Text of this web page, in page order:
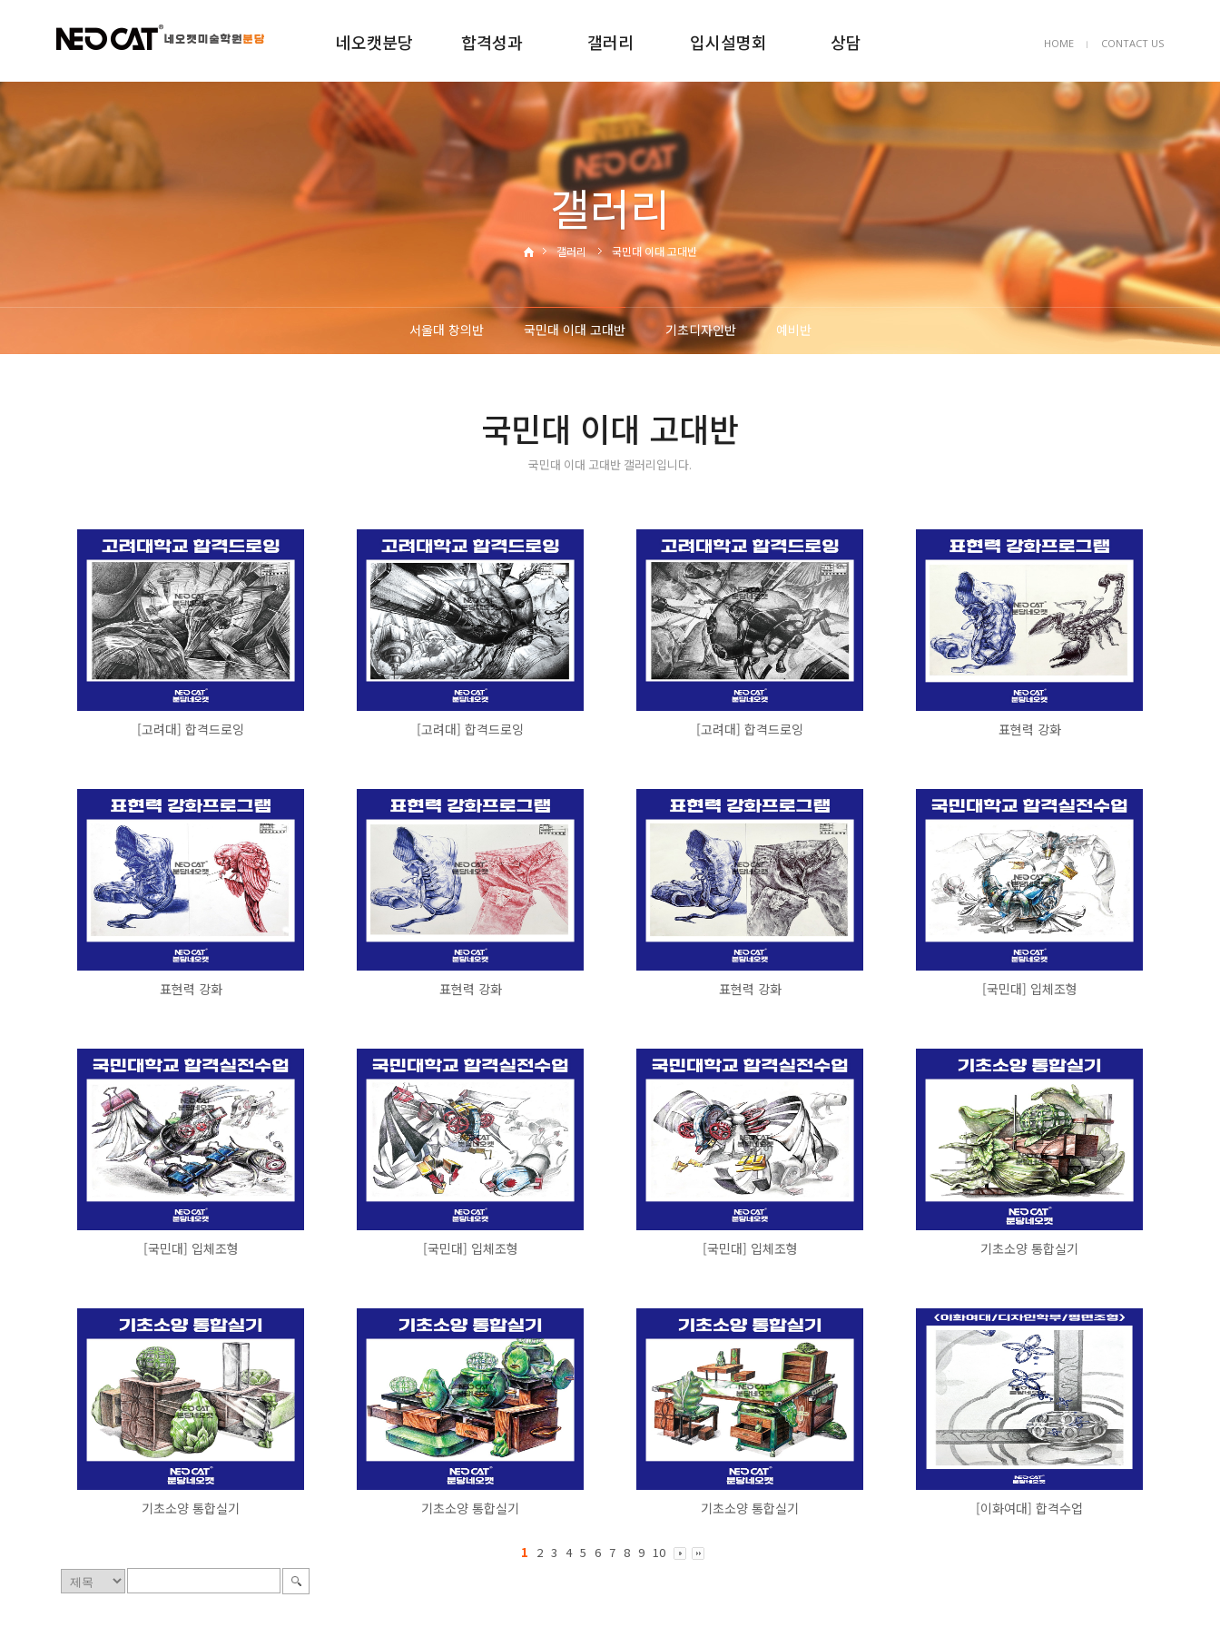
HOME ㅣ CONTACT US
네오캣분당
학원소개
규정안내
합격성과
2025합격성과
2024합격성과
2022합격성과
갤러리
서울대반
국민대 이대 고대반
기초디자인반
예비반
입시설명회
신입학입시설명회
재원생입시설명회
재원생진학설명회
상담
상담예약
묻고답하기
갤러리
갤러리 국민대 이대 고대반
서울대 창의반 국민대 이대 고대반 기초디자인반 예비반
국민대 이대 고대반
국민대 이대 고대반 갤러리입니다.
[고려대] 합격드로잉 [고려대] 합격드로잉 [고려대] 합격드로잉 표현력 강화
표현력 강화 표현력 강화 표현력 강화 [국민대] 입체조형
[국민대] 입체조형 [국민대] 입체조형 [국민대] 입체조형 기초소양 통합실기
기초소양 통합실기 기초소양 통합실기 기초소양 통합실기 [이화여대] 합격수업
1 2 3 4 5 6 7 8 9 10